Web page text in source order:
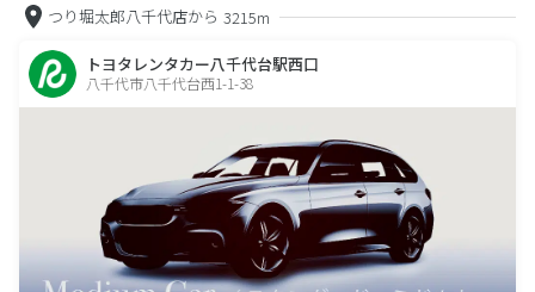
つり堀太郎八千代店から 3215m
トヨタレンタカー八千代台駅西口
八千代市八千代台西1-1-38